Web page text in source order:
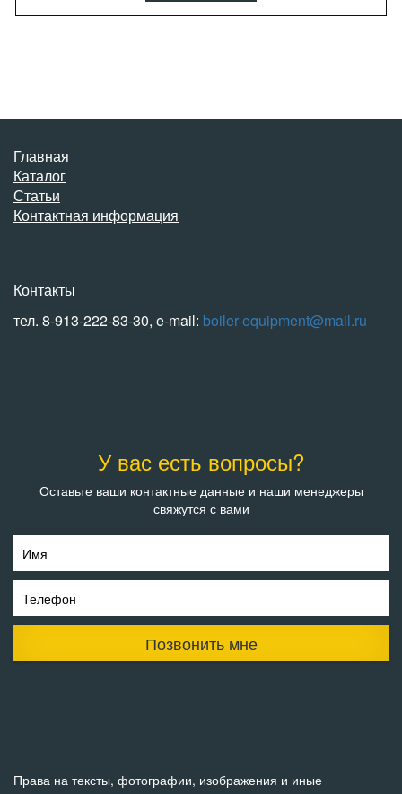
Главная
Каталог
Статьи
Контактная информация
Контакты
тел. 8-913-222-83-30, e-mail: boiler-equipment@mail.ru
У вас есть вопросы?
Оставьте ваши контактные данные и наши менеджеры
свяжутся с вами
Имя
Телефон
Позвонить мне
Права на тексты, фотографии, изображения и иные